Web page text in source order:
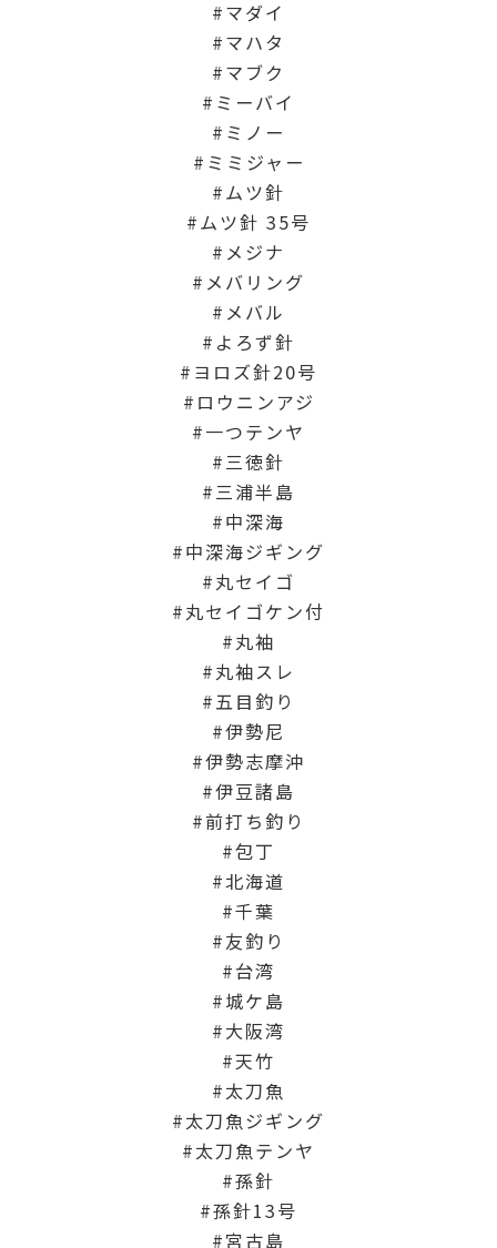
マダイ
マハタ
マブク
ミーバイ
ミノー
ミミジャー
ムツ針
ムツ針 35号
メジナ
メバリング
メバル
よろず針
ヨロズ針20号
ロウニンアジ
一つテンヤ
三徳針
三浦半島
中深海
中深海ジギング
丸セイゴ
丸セイゴケン付
丸袖
丸袖スレ
五目釣り
伊勢尼
伊勢志摩沖
伊豆諸島
前打ち釣り
包丁
北海道
千葉
友釣り
台湾
城ケ島
大阪湾
天竹
太刀魚
太刀魚ジギング
太刀魚テンヤ
孫針
孫針13号
宮古島